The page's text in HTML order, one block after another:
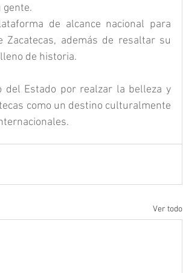
gente.
de alcance nacional para
además de resaltar su
de historia.
del Estado por realzar la belleza y
como un destino culturalmente
Ver todo